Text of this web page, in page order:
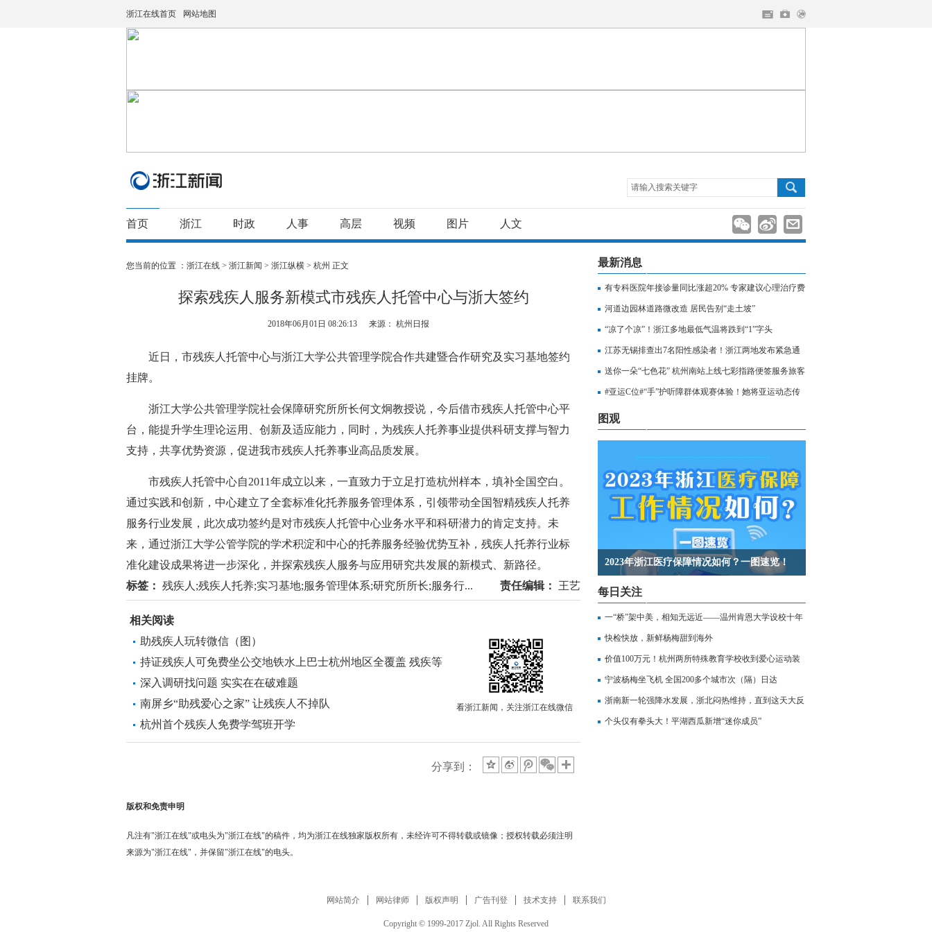
浙江在线首页 网站地图
请输入搜索关键字
首页 浙江 时政 人事 高层 视频 图片 人文
您当前的位置 ： 浙江在线 > 浙江新闻 > 浙江纵横 > 杭州 正文
探索残疾人服务新模式市残疾人托管中心与浙大签约
2018年06月01日 08:26:13 来源： 杭州日报
近日，市残疾人托管中心与浙江大学公共管理学院合作共建暨合作研究及实习基地签约
挂牌。
浙江大学公共管理学院社会保障研究所所长何文炯教授说，今后借市残疾人托管中心平
台，能提升学生理论运用、创新及适应能力，同时，为残疾人托养事业提供科研支撑与智力
支持，共享优势资源，促进我市残疾人托养事业高品质发展。
市残疾人托管中心自2011年成立以来，一直致力于立足打造杭州样本，填补全国空白。
通过实践和创新，中心建立了全套标准化托养服务管理体系，引领带动全国智精残疾人托养
服务行业发展，此次成功签约是对市残疾人托管中心业务水平和科研潜力的肯定支持。未
来，通过浙江大学公管学院的学术积淀和中心的托养服务经验优势互补，残疾人托养行业标
准化建设成果将进一步深化，并探索残疾人服务与应用研究共发展的新模式、新路径。
标签： 残疾人;残疾人托养;实习基地;服务管理体系;研究所所长;服务行... 责任编辑： 王艺
看浙江新闻，关注浙江在线微信
相关阅读
助残疾人玩转微信（图）
持证残疾人可免费坐公交地铁水上巴士杭州地区全覆盖 残疾等
级全覆盖
深入调研找问题 实实在在破难题
南屏乡“助残爱心之家” 让残疾人不掉队
杭州首个残疾人免费学驾班开学
分享到：
版权和免责申明
凡注有"浙江在线"或电头为"浙江在线"的稿件，均为浙江在线独家版权所有，未经许可不得转载或镜像；授权转载必须注明
来源为"浙江在线"，并保留"浙江在线"的电头。
最新消息
有专科医院年接诊量同比涨超20% 专家建议心理治疗费
用纳入医保
河道边园林道路微改造 居民告别“走土坡”
“凉了个凉”！浙江多地最低气温将跌到“1”字头
江苏无锡排查出7名阳性感染者！浙江两地发布紧急通
知，相关人员请立即报备
送你一朵“七色花” 杭州南站上线七彩指路便签服务旅客
出行
#亚运C位#“手”护听障群体观赛体验！她将亚运动态传
至无声世界
图观
2023年浙江医疗保障情况如何？一图速览！
每日关注
一“桥”架中美，相知无远近——温州肯恩大学设校十年
记
快检快放，新鲜杨梅甜到海外
价值100万元！杭州两所特殊教育学校收到爱心运动装
备
宁波杨梅坐飞机 全国200多个城市次（隔）日达
浙南新一轮强降水发展，浙北闷热维持，直到这天大反
转
个头仅有拳头大！平湖西瓜新增“迷你成员”
网站简介 网站律师 版权声明 广告刊登 技术支持 联系我们
Copyright © 1999-2017 Zjol. All Rights Reserved